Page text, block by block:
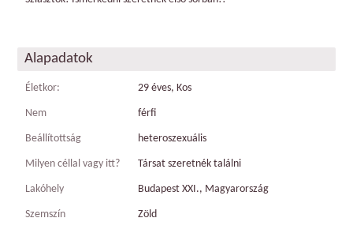
Alapadatok
Életkor: 29 éves, Kos
Nem férfi
Beállítottság heteroszexuális
Milyen céllal vagy itt? Társat szeretnék találni
Lakóhely Budapest XXI., Magyarország
Szemszín Zöld